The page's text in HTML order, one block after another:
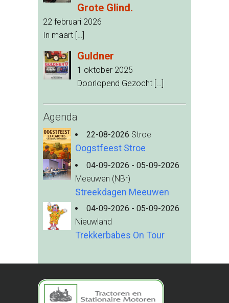
Grote Glind.
22 februari 2026
In maart […]
Guldner
1 oktober 2025
Doorlopend Gezocht […]
Agenda
22-08-2026 Stroe
Oogstfeest Stroe
04-09-2026 - 05-09-2026
Meeuwen (NBr)
Streekdagen Meeuwen
04-09-2026 - 05-09-2026
Nieuwland
Trekkerbabes On Tour